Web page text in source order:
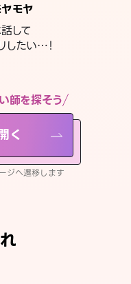
モヤ
して
したい…！
師を探そう
く
ジへ遷移します